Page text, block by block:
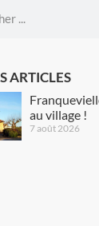
ARTICLES
au village !
7 août 2026